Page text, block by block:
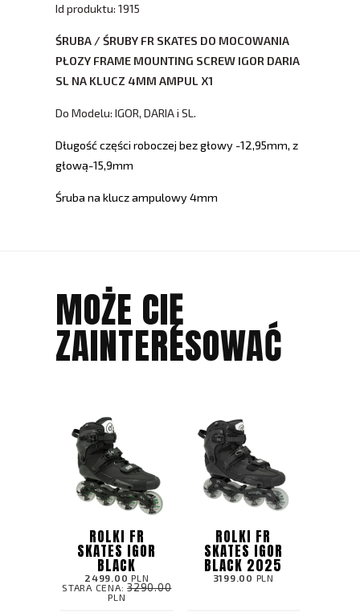
Id produktu: 1915
ŚRUBA / ŚRUBY FR SKATES DO MOCOWANIA
PŁOZY FRAME MOUNTING SCREW IGOR DARIA
SL NA KLUCZ 4MM AMPUL X1
Do Modelu: IGOR, DARIA i SL.
Długość części roboczej bez głowy -12,95mm, z
głową-15,9mm
Śruba na klucz ampulowy 4mm
MOŻE CIĘ
ZAINTERESOWAĆ
ROLKI FR
SKATES IGOR
BLACK
2499.00 PLN
STARA CENA:3290.00
PLN
ROLKI FR
SKATES IGOR
BLACK 2025
3199.00 PLN